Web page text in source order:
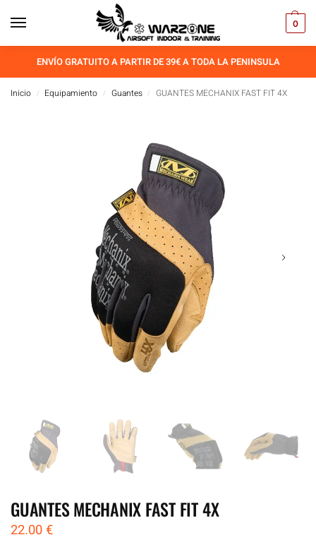
0
ENVÍO GRATUITO A PARTIR DE 39€ A TODA LA PENINSULA
Inicio / Equipamiento / Guantes / GUANTES MECHANIX FAST FIT 4X
GUANTES MECHANIX FAST FIT 4X
22.00€